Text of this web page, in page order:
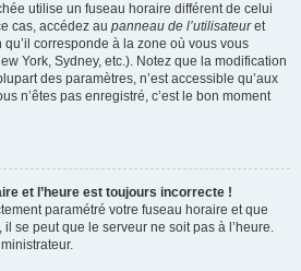
utilise un fuseau horaire différent de celui
cas, accédez au panneau de l’utilisateuret
corresponde à la zone où vous vous
York, Sydney, etc.). Notez que la modification
des paramètres, n’est accessible qu’aux
n’êtes pas enregistré, c’est le bon moment
et l’heure est toujours incorrecte !
paramétré votre fuseau horaire et que
il se peut que le serveur ne soit pas à l’heure.